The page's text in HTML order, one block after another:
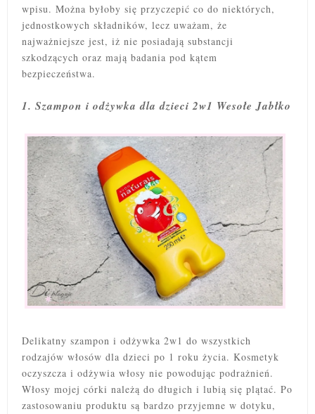
wpisu. Można byłoby się przyczepić co do niektórych,
jednostkowych składników, lecz uważam, że
najważniejsze jest, iż nie posiadają substancji
szkodzących oraz mają badania pod kątem
bezpieczeństwa.
1. Szampon i odżywka dla dzieci 2w1 Wesołe Jabłko
Delikatny szampon i odżywka 2w1 do wszystkich
rodzajów włosów dla dzieci po 1 roku życia. Kosmetyk
oczyszcza i odżywia włosy nie powodując podrażnień.
Włosy mojej córki należą do długich i lubią się plątać. Po
zastosowaniu produktu są bardzo przyjemne w dotyku,